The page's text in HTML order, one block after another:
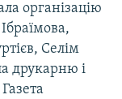
організацію
Селім
друкарню і